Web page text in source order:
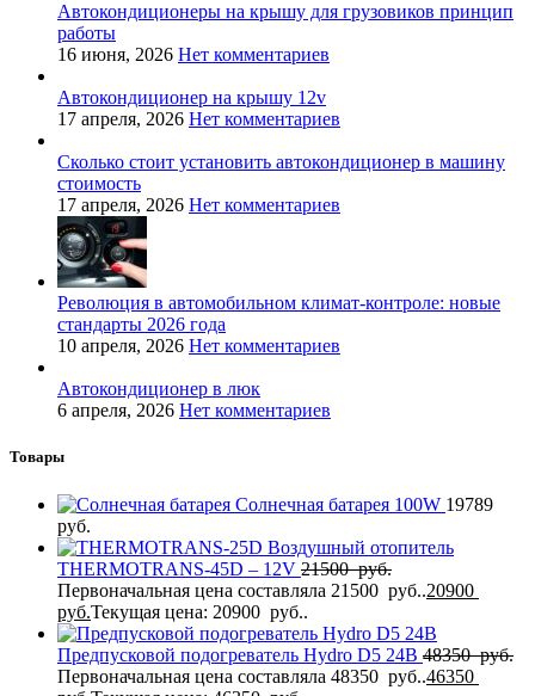
Автокондиционеры на крышу для грузовиков принцип
работы
16 июня, 2026 Нет комментариев
Автокондиционер на крышу 12v
17 апреля, 2026 Нет комментариев
Сколько стоит установить автокондиционер в машину
стоимость
17 апреля, 2026 Нет комментариев
Революция в автомобильном климат-контроле: новые
стандарты 2026 года
10 апреля, 2026 Нет комментариев
Автокондиционер в люк
6 апреля, 2026 Нет комментариев
Товары
Солнечная батарея 100W 19789
руб.
Воздушный отопитель
THERMOTRANS-45D – 12V 21500руб.
Первоначальная цена составляла 21500 руб..20900
руб.Текущая цена: 20900 руб..
Предпусковой подогреватель Hydro D5 24В 48350руб.
Первоначальная цена составляла 48350 руб..46350